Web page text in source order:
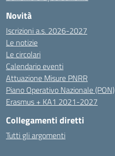
Novità
Iscrizioni a.s. 2026-2027
Le notizie
Le circolari
Calendario eventi
Attuazione Misure PNRR
Piano Operativo Nazionale (PON)
Erasmus + KA1 2021-2027
Collegamenti diretti
Tutti gli argomenti